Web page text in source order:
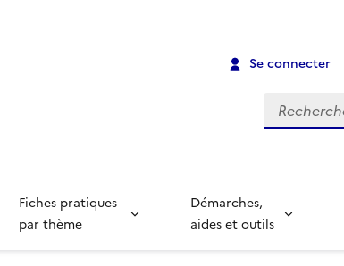
Se connecter
Recherche
Fiches pratiques
par thème
Démarches,
aides et outils